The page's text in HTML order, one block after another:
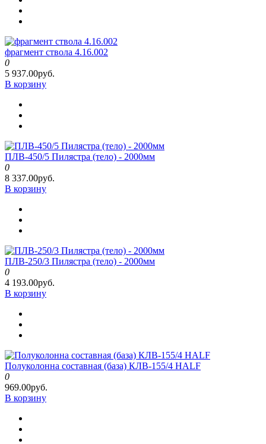
фрагмент ствола 4.16.002
0
5 937.00руб.
В корзину
ПЛВ-450/5 Пилястра (тело) - 2000мм
0
8 337.00руб.
В корзину
ПЛВ-250/3 Пилястра (тело) - 2000мм
0
4 193.00руб.
В корзину
Полуколонна составная (база) КЛВ-155/4 HALF
0
969.00руб.
В корзину